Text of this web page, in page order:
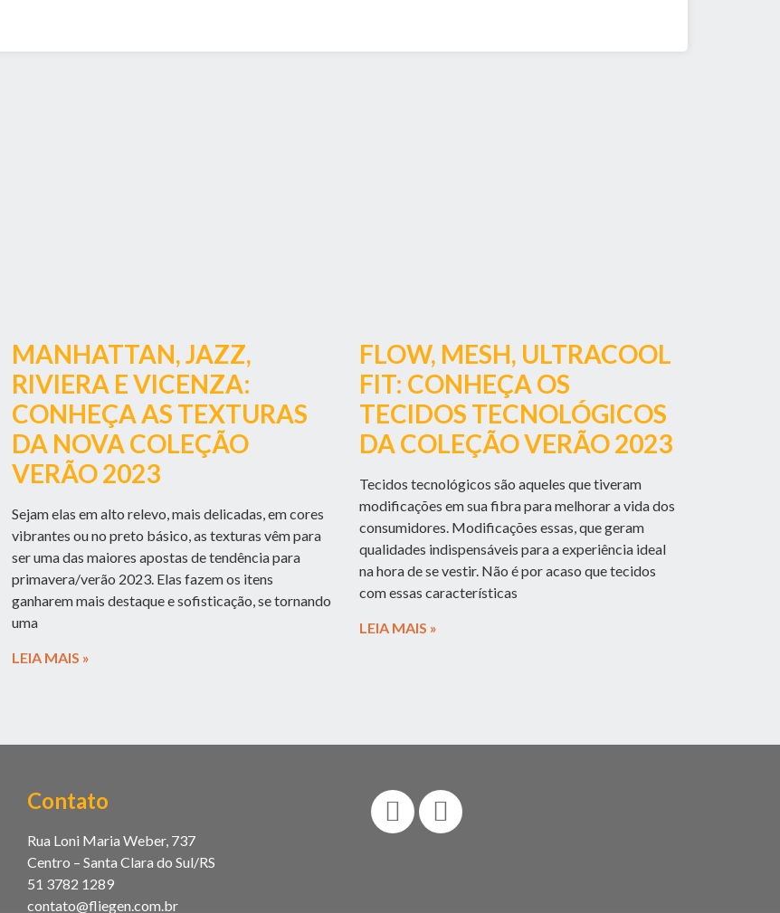
MANHATTAN, JAZZ,
RIVIERA E VICENZA:
CONHEÇA AS TEXTURAS
DA NOVA COLEÇÃO
VERÃO 2023
Sejam elas em alto relevo, mais delicadas, em cores
vibrantes ou no preto básico, as texturas vêm para
ser uma das maiores apostas de tendência para
primavera/verão 2023. Elas fazem os itens
ganharem mais destaque e sofisticação, se tornando
uma
LEIA MAIS »
FLOW, MESH, ULTRACOOL
FIT: CONHEÇA OS
TECIDOS TECNOLÓGICOS
DA COLEÇÃO VERÃO 2023
Tecidos tecnológicos são aqueles que tiveram
modificações em sua fibra para melhorar a vida dos
consumidores. Modificações essas, que geram
qualidades indispensáveis para a experiência ideal
na hora de se vestir. Não é por acaso que tecidos
com essas características
LEIA MAIS »
Contato
Rua Loni Maria Weber, 737
Centro – Santa Clara do Sul/RS
51 3782 1289
contato@fliegen.com.br